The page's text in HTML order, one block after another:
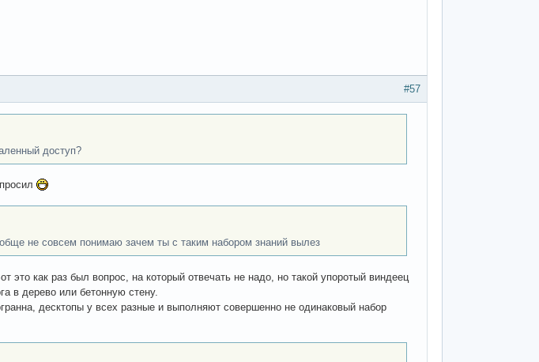
#57
доступ?
не совсем понимаю зачем ты с таким набором знаний вылез
это как раз был вопрос, на который отвечать не надо, но такой упоротый виндеец
в дерево или бетонную стену.
десктопы у всех разные и выполняют совершенно не одинаковый набор